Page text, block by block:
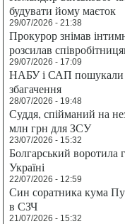
будувати йому маєток
29/07/2026 - 21:38
Прокурор знімав
розсилав
29/07/2026 - 17:09
НАБУ і САП пошукали
збагачення
28/07/2026 - 19:48
Суддя, спійманий на
млн грн для ЗСУ
23/07/2026 - 15:32
Болгарський воротила
Україні
22/07/2026 - 12:59
Син соратника кума
в СЗЧ
21/07/2026 - 15:32